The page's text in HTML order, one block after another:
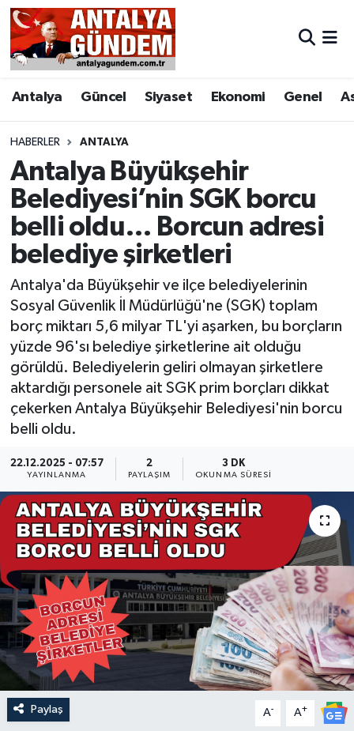
Antalya Güncel Siyaset Ekonomi Genel
HABERLER ANTALYA
Antalya Büyükşehir
Belediyesi’nin SGK borcu
belli oldu… Borcun adresi
belediye şirketleri
Antalya'da Büyükşehir ve ilçe belediyelerinin
Sosyal Güvenlik İl Müdürlüğü'ne (SGK) toplam
borç miktarı 5,6 milyar TL'yi aşarken, bu borçların
yüzde 96'sı belediye şirketlerine ait olduğu
görüldü. Belediyelerin geliri olmayan şirketlere
aktardığı personele ait SGK prim borçları dikkat
çekerken Antalya Büyükşehir Belediyesi'nin borcu
belli oldu.
22.12.2025 - 07:57
YAYINLANMA
2
PAYLAŞIM
3 DK
OKUNMA SÜRESI
Paylaş A- A+
Antalya
Asayiş
Bilim & Teknoloji
Bölge
EĞİTİM
Ekonomi
Genel
Görüntülü Haber
Güncel
Kültür & Sanat
Magazin
Resmi İlan
Sağlık & Yaşam
Siyaset
Spor
Antalya Nöbetçi Eczaneler
Antalya Hava Durumu
Antalya Namaz Vakitleri
Antalya Trafik Yoğunluk Haritası
Süper Lig Puan Durumu ve Fikstür
Tüm Manşetler
Son Dakika Haberleri
Haber Arşivi